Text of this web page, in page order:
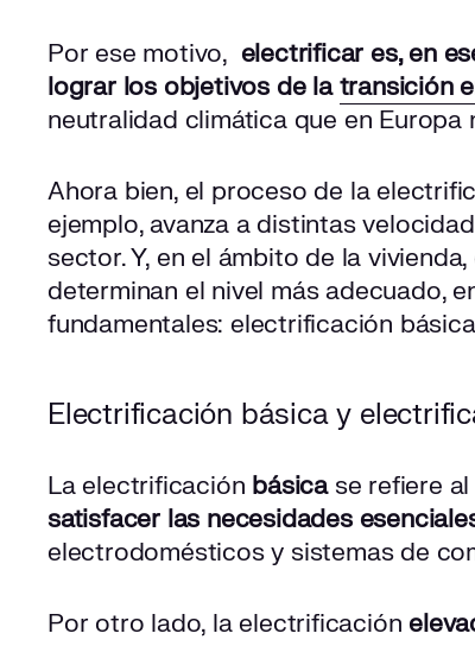
Por ese motivo, electrificar es, en
lograr los objetivos de latransición
neutralidad climática que en
Ahora bien, el proceso de la
ejemplo, avanza a distintas
sector. Y, en el ámbito de la
determinan el nivel más adecuado,
fundamentales: electrificación
Electrificación básica y
La electrificación básicase refiere
satisfacer las necesidades
electrodomésticos y sistemas de
Por otro lado, la electrificación